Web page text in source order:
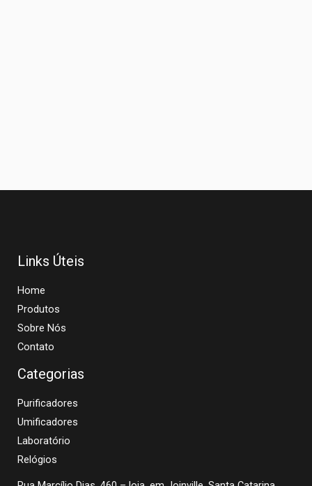
Links Úteis
Home
Produtos
Sobre Nós
Contato
Categorias
Purificadores
Umificadores
Laboratório
Relógios